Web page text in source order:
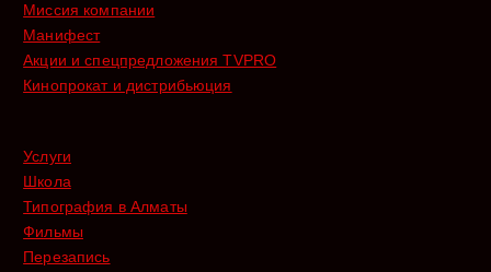
Миссия компании
Манифест
Акции и спецпредложения TVPRO
Кинопрокат и дистрибьюция
Услуги
Школа
Типография в Алматы
Фильмы
Перезапись